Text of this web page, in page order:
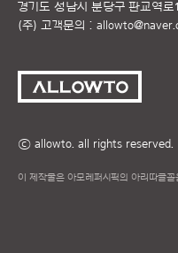
경기도 성남시 분당구 판교역
(주) 고객문의 :
ⓒ allowto. all rights reserved.
이 제작물은 아모레퍼시픽의 아리따글